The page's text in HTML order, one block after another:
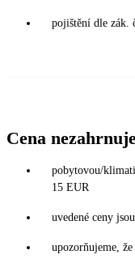
pojištění dle zák.
Cena
pobytovou/
15 EUR
uvedené ceny
upozorňujeme,